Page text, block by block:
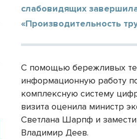
слабовидящих
«Производительность
С помощью бережливых
информационную работу
комплексную систему
визита оценила министр
Светлана Шарпф и
Владимир Деев.